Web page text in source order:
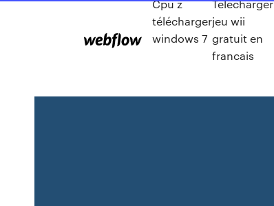
Cpu z
télécharger
windows 7
Telecharger
jeu wii
gratuit en
francais